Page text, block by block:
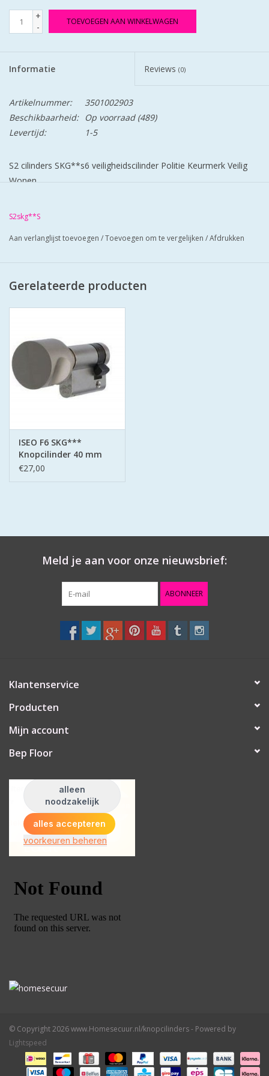
+
-
TOEVOEGEN AAN WINKELWAGEN
Informatie Reviews (0)
Artikelnummer:
3501002903
Beschikbaarheid:
Op voorraad(489)
Levertijd:
1-5
S2 cilinders SKG**s6 veiligheidscilinder Politie Keurmerk Veilig
Wonen.
Deze cilinder is aan de buitenkant niet afsluitbaar geschikt voor
S2skg**S
Aan verlanglijst toevoegen /Toevoegen om te vergelijken /Afdrukken
Gerelateerde producten
ISEO F6 SKG***
Knopcilinder 40 mm
knop30/10
€27,00
Meld je aan voor onze nieuwsbrief:
ABONNEER
Klantenservice
Producten
Mijn account
Bep Floor
© Copyright 2026 www.Homesecuur.nl/knopcilinders - Powered by
Lightspeed